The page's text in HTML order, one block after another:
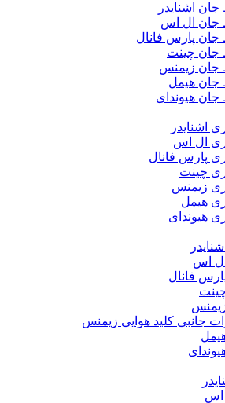
اشنایدر
جان ال اس
جان پارس فانال
جان چینت
جان زیمنس
جان هیمل
جان هیوندای
اشنایدر
ال اس
پارس فانال
چینت
زیمنس
هیمل
هیوندای
ال اس
فانال
جانبی کلید هوایی زیمنس
اس